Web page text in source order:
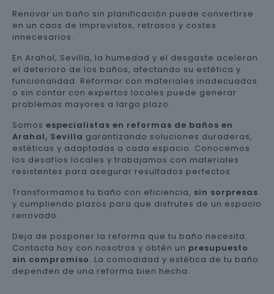
Renovar un baño sin planificación puede convertirse
en un caos de imprevistos, retrasos y costes
innecesarios.
En Arahal, Sevilla, la humedad y el desgaste aceleran
el deterioro de los baños, afectando su estética y
funcionalidad. Reformar con materiales inadecuados
o sin contar con expertos locales puede generar
problemas mayores a largo plazo.
Somos especialistas en reformas de baños en
Arahal, Sevilla garantizando soluciones duraderas,
estéticas y adaptadas a cada espacio. Conocemos
los desafíos locales y trabajamos con materiales
resistentes para asegurar resultados perfectos.
Transformamos tu baño con eficiencia, sin sorpresas
y cumpliendo plazos para que disfrutes de un espacio
renovado.
Deja de posponer la reforma que tu baño necesita.
Contacta hoy con nosotros y obtén un presupuesto
sin compromiso. La comodidad y estética de tu baño
dependen de una reforma bien hecha.